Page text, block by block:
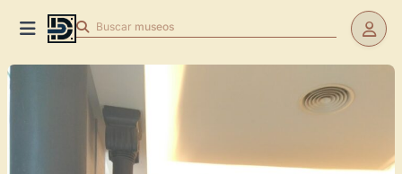
Buscar museos